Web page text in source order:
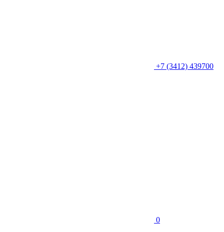
+7 (3412) 439700
0